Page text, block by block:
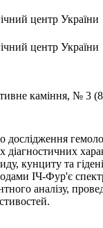
центр України
центр України
каміння, № 3
дослідження
діагностичних
кунциту та
ІЧ-Фур'є
аналізу,